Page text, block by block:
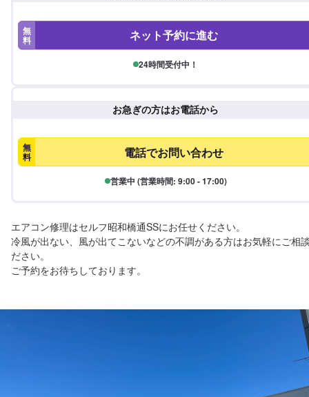
無
料 ネット予約に進む
24時間受付中！
お急ぎの方はお電話から
無
料 電話でお問い合わせ
営業中 (営業時間: 9:00 - 17:00)
エアコン修理はセルフ昭和橋通SSにお任せください。
冷風が出ない、風が出てこないなどの不調がある方はお気軽にご相
ださい。
ご予約をお待ちしております。